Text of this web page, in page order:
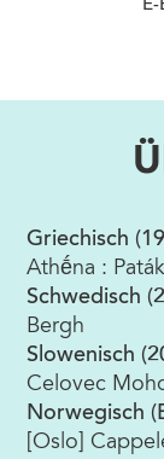
Griechisch
Athḗna :
Schwedisch
Bergh
Slowenisch
Celovec
Norwegisch
[Oslo]